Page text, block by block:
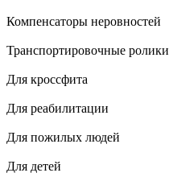
Компенсаторы неровностей
Транспортировочные ролики
Для кроссфита
Для реабилитации
Для пожилых людей
Для детей